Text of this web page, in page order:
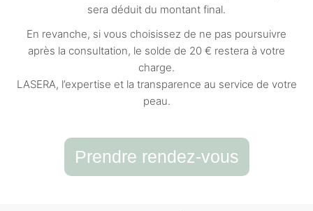
sera déduit du montant final.
En revanche, si vous choisissez de ne pas poursuivre
après la consultation, le solde de 20 € restera à votre
charge.
LASERA, l’expertise et la transparence au service de votre
peau.
Prendre rendez-vous